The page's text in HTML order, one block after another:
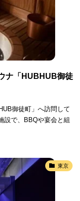
ナ「HUBHUB御徒
御徒町」へ訪問して
設で、BBQや宴会と組
東京